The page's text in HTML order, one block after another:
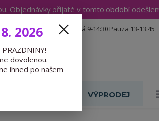
Objednávky přijaté v tomto období
Hledat
775 866 913 Po-Čt 9-15:30 Pá 9-14:30 Pauza 13-13:45
VÝPRODEJ
2026
dovolenou.
ihned po našem